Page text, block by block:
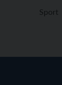
Sport